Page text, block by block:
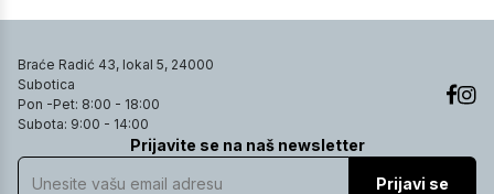
Braće Radić 43, lokal 5, 24000
Subotica
Pon -Pet: 8:00 - 18:00
Subota: 9:00 - 14:00
Prijavite se na naš newsletter
Prijavi se